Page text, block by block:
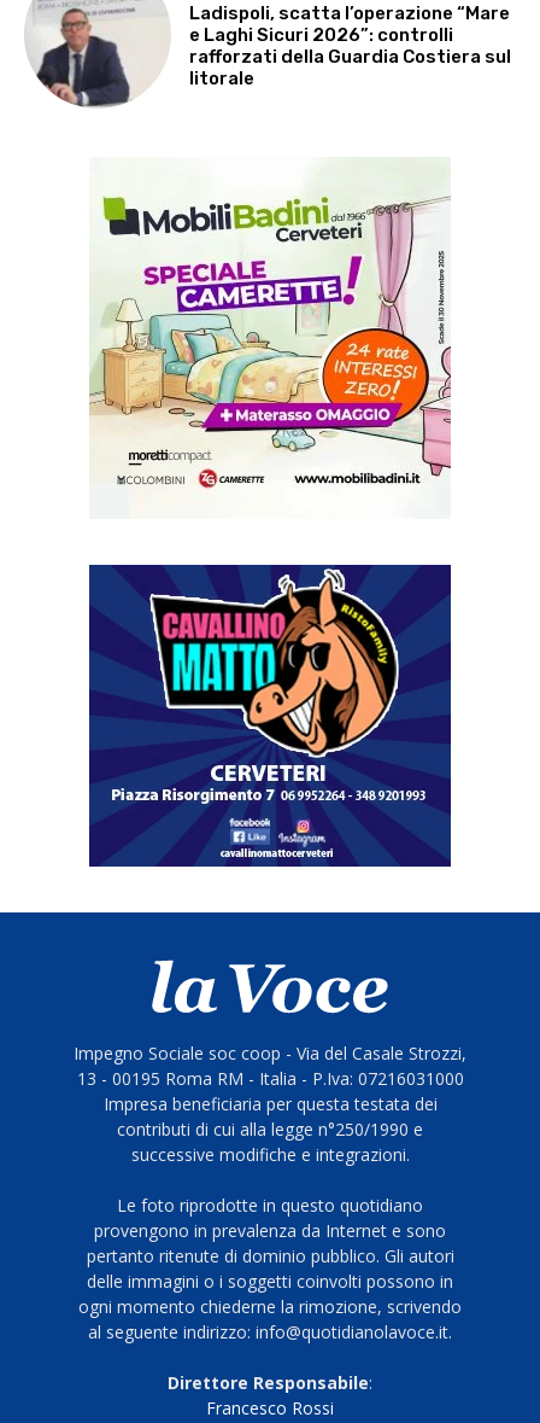
Ladispoli, scatta l’operazione “Mare
e Laghi Sicuri 2026”: controlli
rafforzati della Guardia Costiera sul
litorale
Impegno Sociale soc coop - Via del Casale Strozzi,
13 - 00195 Roma RM - Italia - P.Iva: 07216031000
Impresa beneficiaria per questa testata dei
contributi di cui alla legge n°250/1990 e
successive modifiche e integrazioni.
Le foto riprodotte in questo quotidiano
provengono in prevalenza da Internet e sono
pertanto ritenute di dominio pubblico. Gli autori
delle immagini o i soggetti coinvolti possono in
ogni momento chiederne la rimozione, scrivendo
al seguente indirizzo: info@quotidianolavoce.it.
Direttore Responsabile:
Francesco Rossi